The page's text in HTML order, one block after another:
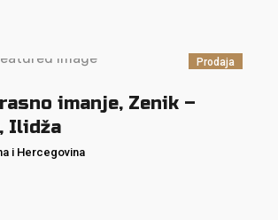
Prodaja
imanje, Zenik –
Ilidža
i Hercegovina